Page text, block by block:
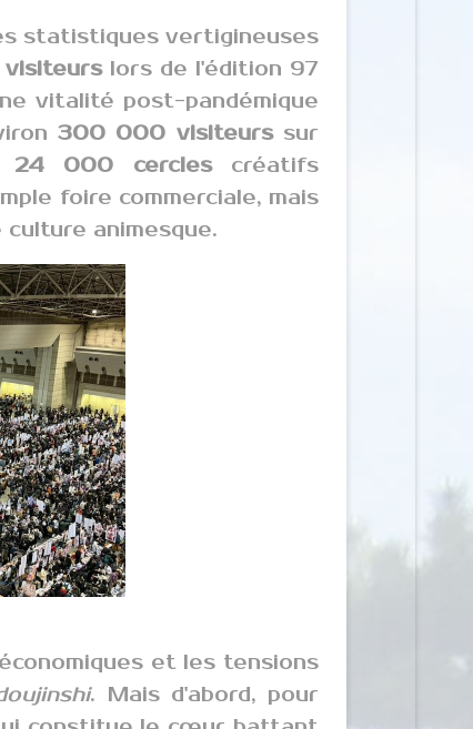
statistiques vertigineuses
lors de l'édition 97
vitalité post-pandémique
300 000 visiteurssur
24 000 cerclescréatifs
foire commerciale, mais
animesque.
et les tensions
. Mais d'abord, pour